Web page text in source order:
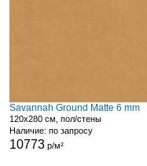
Savannah Ground Matte 6 mm
120x280 см, пол/стены
Наличие: по запросу
10773р/м²